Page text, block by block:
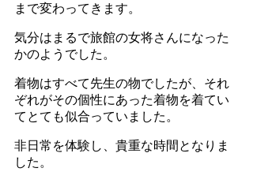
まで変わってきます。
気分はまるで旅館の女将さんになった
かのようでした。
着物はすべて先生の物でしたが、それ
ぞれがその個性にあった着物を着てい
てとても似合っていました。
非日常を体験し、貴重な時間となりま
した。